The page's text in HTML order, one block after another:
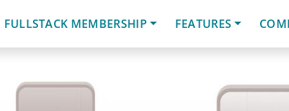
FULLSTACK MEMBERSHIP FEATURES